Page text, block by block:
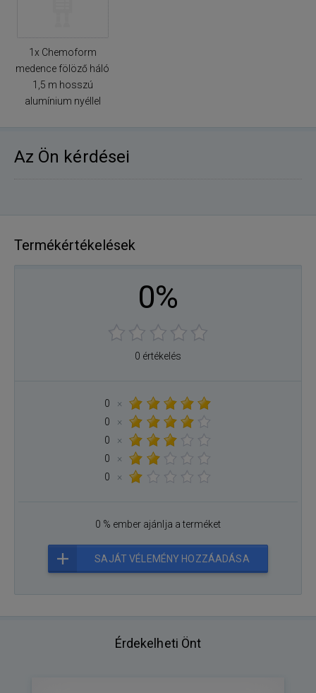
1x Chemoform
medence fölöző háló
1,5 m hosszú
alumínium nyéllel
Az Ön kérdései
Termékértékelések
0%
0 értékelés
0
×
0
×
0
×
0
×
0
×
0 % ember ajánlja a terméket
SAJÁT VÉLEMÉNY HOZZÁADÁSA
Érdekelheti Önt